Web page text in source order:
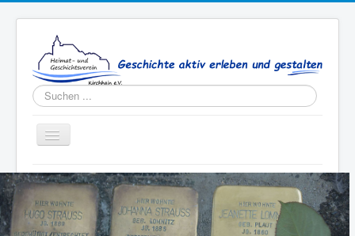
Suchen
...
Toggle
Navigation
Aktuelles
Verein
Publikationen